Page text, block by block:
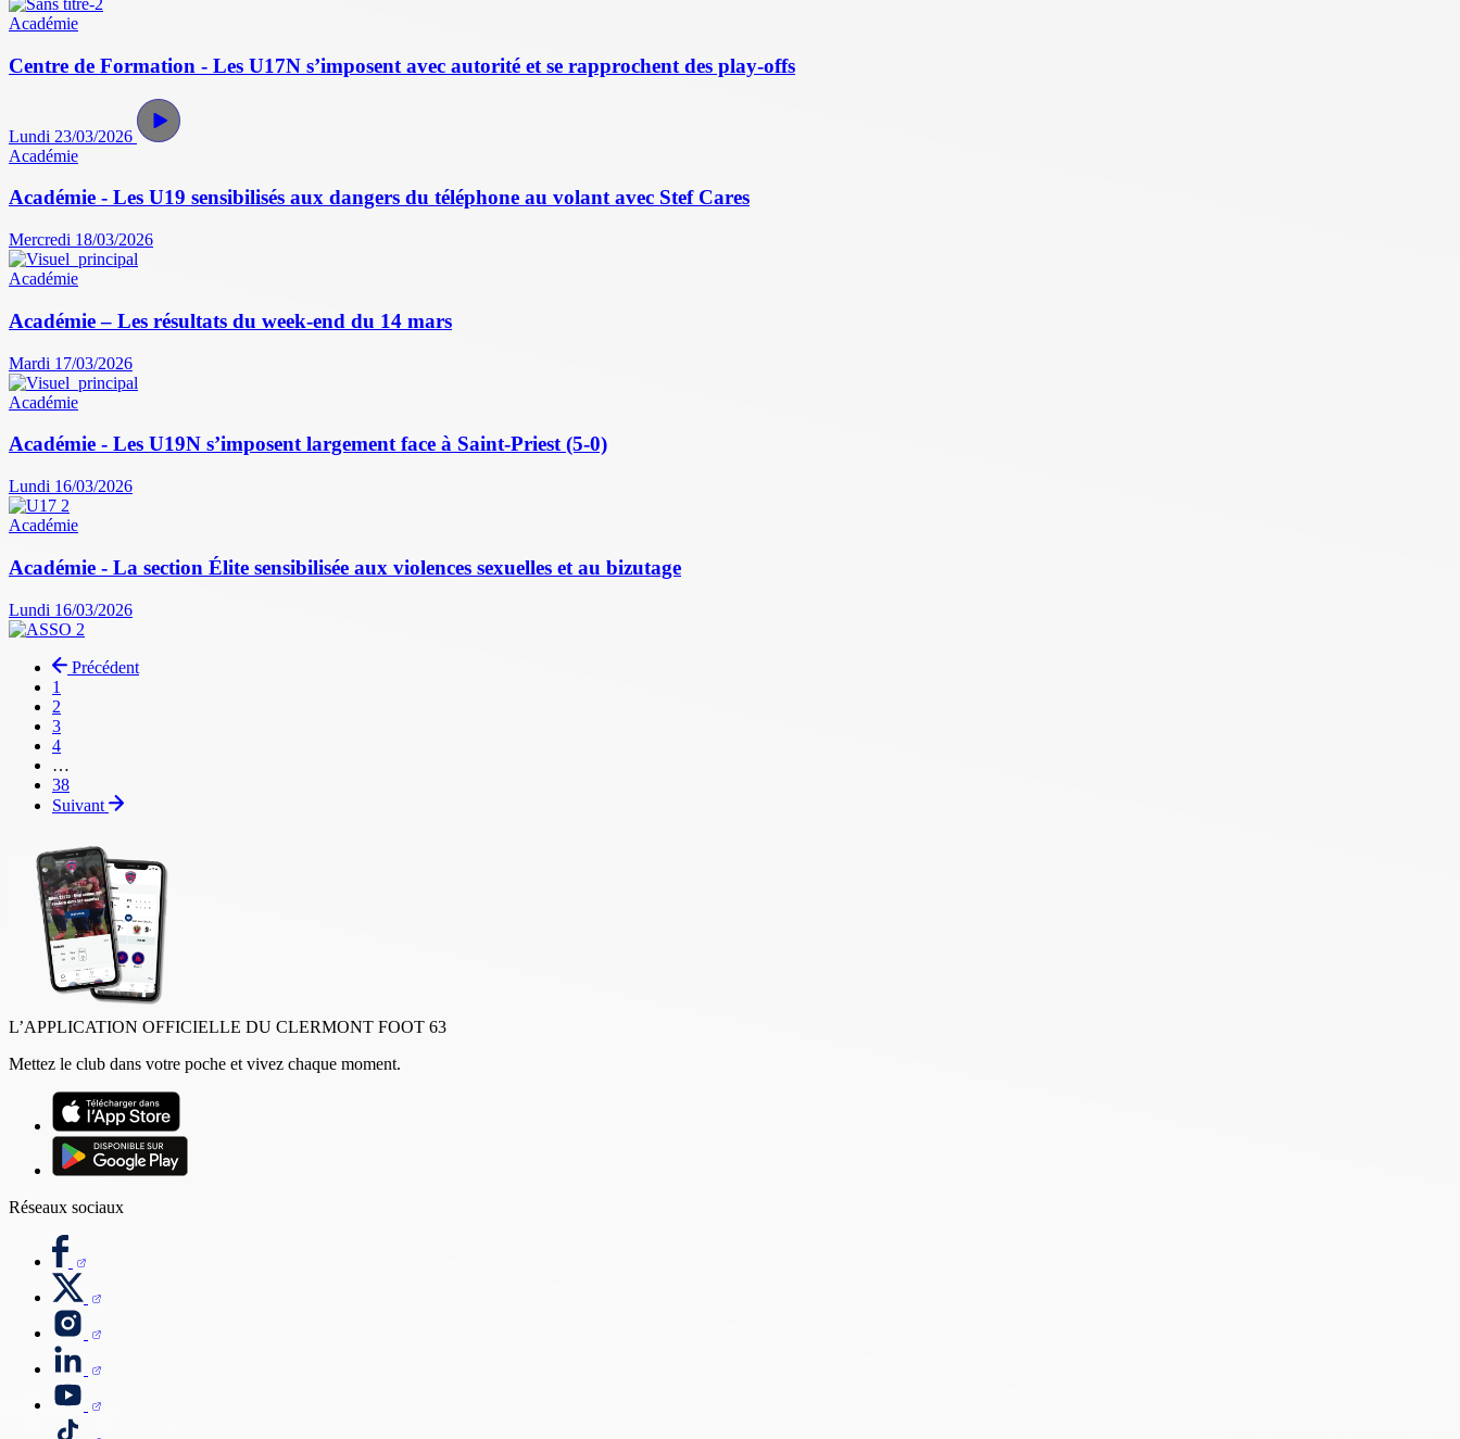
Académie
Centre de Formation - Les U17N s’imposent avec autorité et se rapprochent des play-offs
Lundi 23/03/2026
Académie
Académie - Les U19 sensibilisés aux dangers du téléphone au volant avec Stef Cares
Mercredi 18/03/2026
Académie
Académie – Les résultats du week-end du 14 mars
Mardi 17/03/2026
Académie
Académie - Les U19N s’imposent largement face à Saint-Priest (5-0)
Lundi 16/03/2026
Académie
Académie - La section Élite sensibilisée aux violences sexuelles et au bizutage
Lundi 16/03/2026
Précédent
Page
1
Page
courante
2
Page
3
Page
4
…
Dernière
page
38
Suivant
L’APPLICATION OFFICIELLE DU CLERMONT FOOT 63
Mettez le club dans votre poche et vivez chaque moment.
Réseaux sociaux